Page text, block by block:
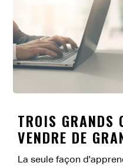
TROIS GRANDS
VENDRE DE
La seule façon